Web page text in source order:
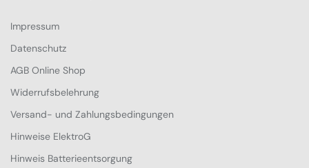
Impressum
Datenschutz
AGB Online Shop
Widerrufsbelehrung
Versand- und Zahlungsbedingungen
Hinweise ElektroG
Hinweis Batterieentsorgung